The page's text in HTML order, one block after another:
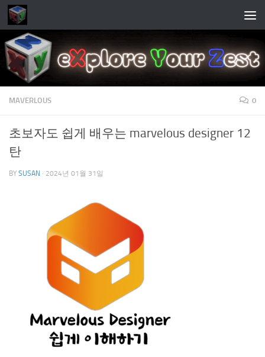
Skip to content
MAVERLOUS 0
초보자도 쉽게 배우는 marvelous designer 12
탄
BY SUSAN · 2024년 01월 31일